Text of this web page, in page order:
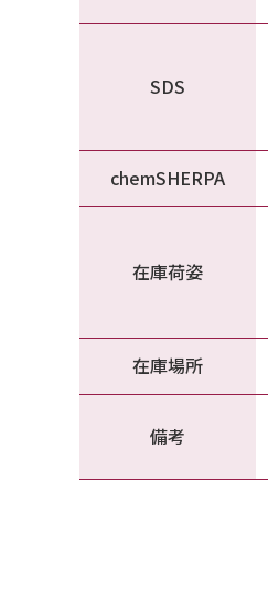
SDS
chemSHERPA
在庫荷姿
在庫場所
備考